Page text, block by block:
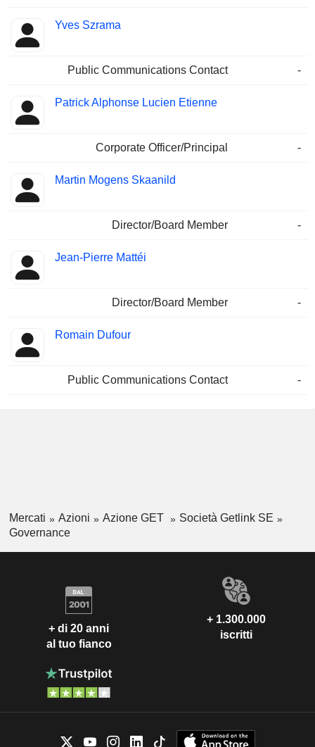
Yves Szrama
Public Communications Contact -
Patrick Alphonse Lucien Etienne
Corporate Officer/Principal -
Martin Mogens Skaanild
Director/Board Member -
Jean-Pierre Mattéi
Director/Board Member -
Romain Dufour
Public Communications Contact -
Mercati Azioni Azione GET
Società Getlink SE
Governance
+ di 20 anni
al tuo fianco
+ 1.300.000
iscritti